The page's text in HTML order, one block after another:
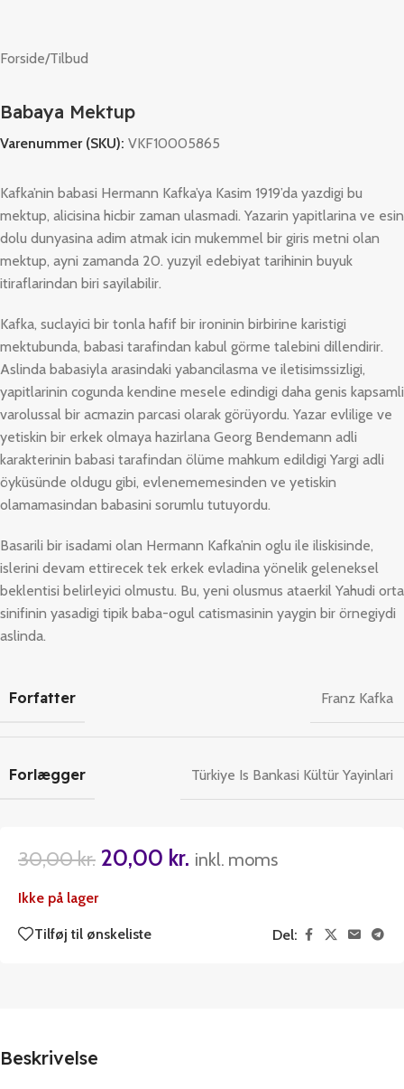
Forside/Tilbud
Babaya Mektup
Varenummer (SKU): VKF10005865
Kafka’nin babasi Hermann Kafka’ya Kasim 1919’da yazdigi bu
mektup, alicisina hicbir zaman ulasmadi. Yazarin yapitlarina ve esin
dolu dunyasina adim atmak icin mukemmel bir giris metni olan
mektup, ayni zamanda 20. yuzyil edebiyat tarihinin buyuk
itiraflarindan biri sayilabilir.
Kafka, suclayici bir tonla hafif bir ironinin birbirine karistigi
mektubunda, babasi tarafindan kabul görme talebini dillendirir.
Aslinda babasiyla arasindaki yabancilasma ve iletisimssizligi,
yapitlarinin cogunda kendine mesele edindigi daha genis kapsamli
varolussal bir acmazin parcasi olarak görüyordu. Yazar evlilige ve
yetiskin bir erkek olmaya hazirlana Georg Bendemann adli
karakterinin babasi tarafindan ölüme mahkum edildigi Yargi adli
öyküsünde oldugu gibi, evlenememesinden ve yetiskin
olamamasindan babasini sorumlu tutuyordu.
Basarili bir isadami olan Hermann Kafka’nin oglu ile iliskisinde,
islerini devam ettirecek tek erkek evladina yönelik geleneksel
beklentisi belirleyici olmustu. Bu, yeni olusmus ataerkil Yahudi orta
sinifinin yasadigi tipik baba-ogul catismasinin yaygin bir örnegiydi
aslinda.
Forfatter Franz Kafka
Forlægger Türkiye Is Bankasi Kültür Yayinlari
30,00kr. 20,00 kr. inkl. moms
Ikke på lager
Tilføj til ønskeliste Del:
Beskrivelse